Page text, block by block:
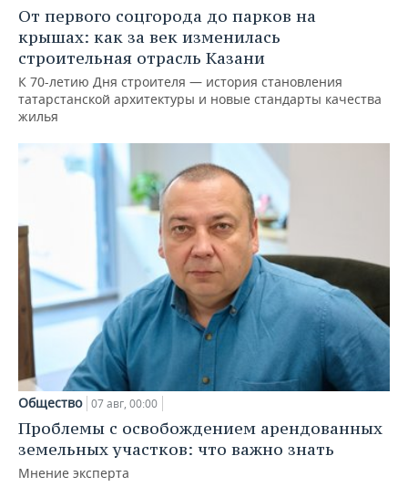
От первого соцгорода до парков на
крышах: как за век изменилась
строительная отрасль Казани
К 70-летию Дня строителя — история становления
татарстанской архитектуры и новые стандарты качества
жилья
Общество 07 авг, 00:00
Проблемы с освобождением арендованных
земельных участков: что важно знать
Мнение эксперта